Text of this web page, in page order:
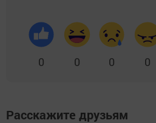
0 0 0 0
Расскажите друзьям